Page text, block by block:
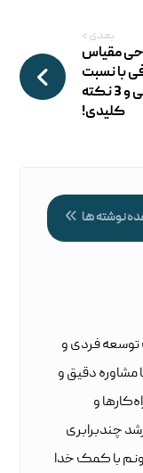
بعدی >
مقیاس
با نسبت
طلایی و 3 نکته
کلیدی!
نوشته ها
توسعه فردی و
مشاوره دقیق و
و
چندبرابری
با کمک خدا